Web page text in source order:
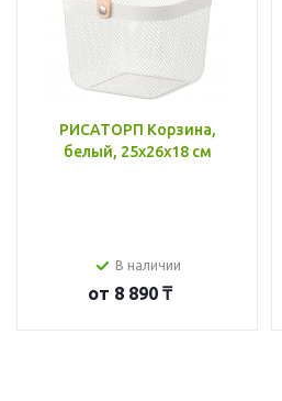
РИСАТОРП Корзина,
белый, 25x26x18 см
В наличии
от 8 890 ₸